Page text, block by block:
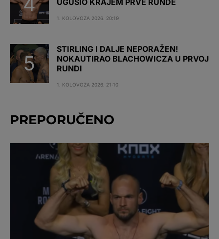
1. KOLOVOZA 2026. 20:19
STIRLING I DALJE NEPORAŽEN!
NOKAUTIRAO BLACHOWICZA U PRVOJ
RUNDI
1. KOLOVOZA 2026. 21:10
PREPORUČENO